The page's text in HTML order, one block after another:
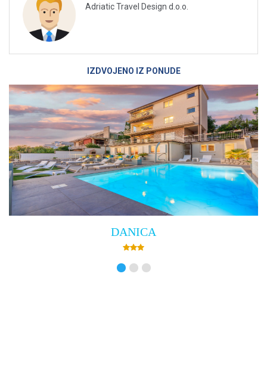
Adriatic Travel Design d.o.o.
IZDVOJENO IZ PONUDE